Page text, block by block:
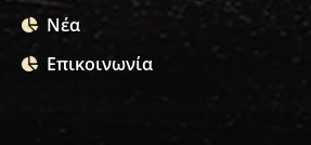
Νέα
Επικοινωνία